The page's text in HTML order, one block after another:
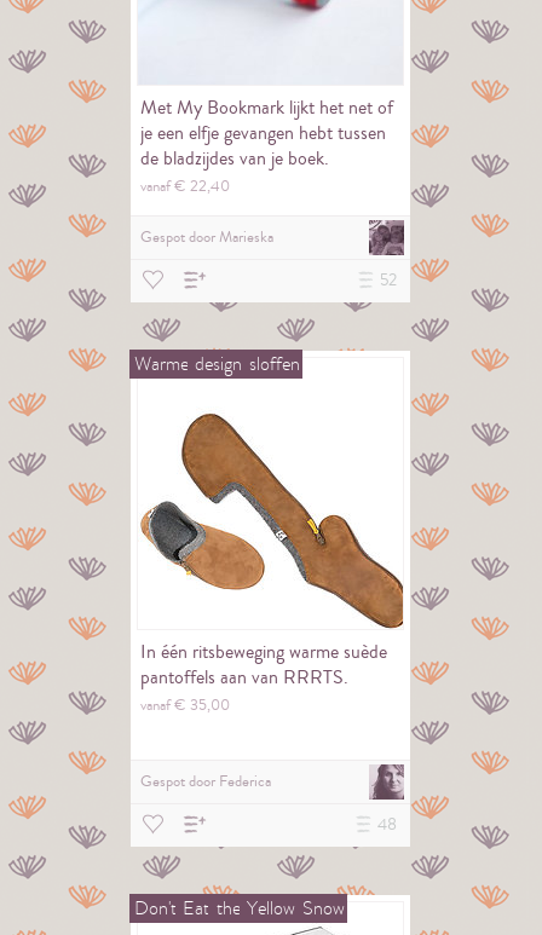
Met My Bookmark lijkt het net of
je een elfje gevangen hebt tussen
de bladzijdes van je boek.
vanaf €22,40
Gespot doorMarieska
52
Warme design sloffen
In één ritsbeweging warme suède
pantoffels aan van RRRTS.
vanaf € 35,00
Gespot door Federica
48
Don't Eat the Yellow Snow